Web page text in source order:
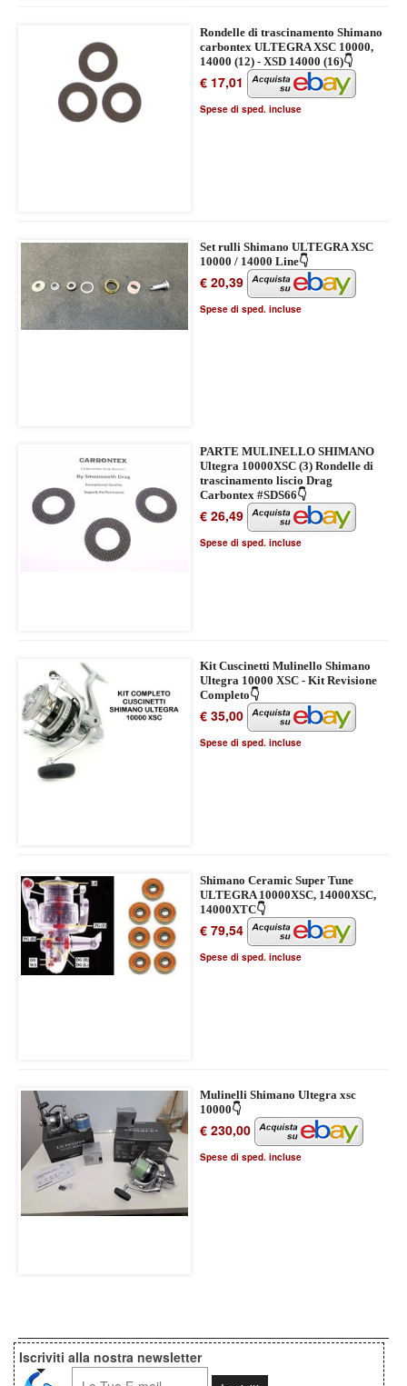
Rondelle di trascinamento Shimano
carbontex ULTEGRA XSC 10000,
14000 (12) - XSD 14000 (16)👇
€ 17,01
Spese di sped. incluse
Set rulli Shimano ULTEGRA XSC
10000 / 14000 Line👇
€ 20,39
Spese di sped. incluse
PARTE MULINELLO SHIMANO
Ultegra 10000XSC (3) Rondelle di
trascinamento liscio Drag
Carbontex #SDS66👇
€ 26,49
Spese di sped. incluse
Kit Cuscinetti Mulinello Shimano
Ultegra 10000 XSC - Kit Revisione
Completo👇
€ 35,00
Spese di sped. incluse
Shimano Ceramic Super Tune
ULTEGRA 10000XSC, 14000XSC,
14000XTC👇
€ 79,54
Spese di sped. incluse
Mulinelli Shimano Ultegra xsc
10000👇
€ 230,00
Spese di sped. incluse
Iscriviti alla nostra newsletter